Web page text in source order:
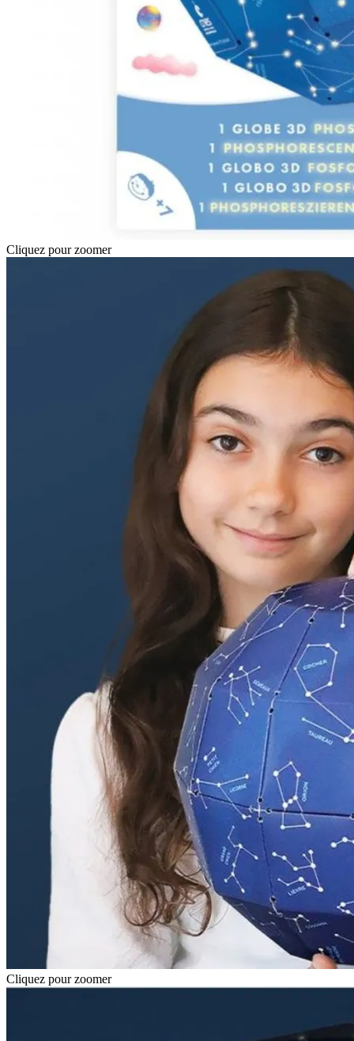
Cliquez pour zoomer
Cliquez pour zoomer